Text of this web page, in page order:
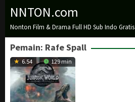
Loncat
konten
NNTON.com
Nonton Film & Drama Full HD Sub Indo Gratis
Pemain: Rafe Spall
6.54 129 min